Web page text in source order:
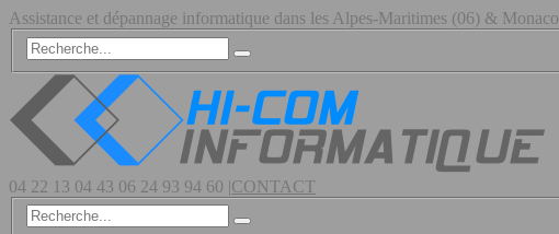
Assistance et dépannage informatique dans les Alpes-Maritimes (06) & Monaco
04 22 13 04 43 06 24 93 94 60 |CONTACT